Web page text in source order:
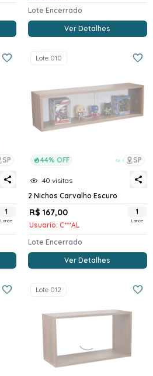
Lote Encerrado
Ver Detalhes
SP
1
Lance
44% OFF SP
Lote 010
40 visitas
2 Nichos Carvalho Escuro
R$ 167,00
Usuario: C***AL
1
Lance
Lote Encerrado
Ver Detalhes
Lote 012